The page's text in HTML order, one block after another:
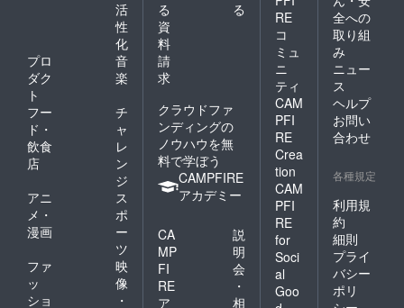
活
性
化
プロ
ダク
ト
音
楽
フー
ド・
飲食
店
チ
ャ
レ
ン
ジ
アニ
メ・
漫画
ス
ポ
ー
ツ
ファ
ッ
ショ
映
像
・
る
る
資
料
請
求
クラウドファ
ンディングの
ノウハウを無
料で学ぼう
CAMPFIRE
アカデミー
CA
MP
FI
RE
ア
説
明
会
・
相
RE
コ
ミュ
ニ
ティ
CAM
PFI
RE
Crea
tion
CAM
PFI
RE
for
Soci
al
Goo
全への
取り組
み
ニュー
ス
ヘルプ
お問い
合わせ
各種規定
利用規
約
細則
プライ
バシー
ポリ